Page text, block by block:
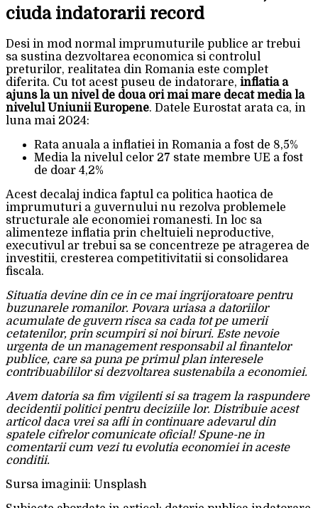
ciuda indatorarii record
Desi in mod normal imprumuturile publice ar trebui
sa sustina dezvoltarea economica si controlul
preturilor, realitatea din Romania este complet
diferita. Cu tot acest puseu de indatorare, inflatia a
ajuns la un nivel de doua ori mai mare decat media la
nivelul Uniunii Europene. Datele Eurostat arata ca, in
luna mai 2024:
Rata anuala a inflatiei in Romania a fost de 8,5%
Media la nivelul celor 27 state membre UE a fost
de doar 4,2%
Acest decalaj indica faptul ca politica haotica de
imprumuturi a guvernului nu rezolva problemele
structurale ale economiei romanesti. In loc sa
alimenteze inflatia prin cheltuieli neproductive,
executivul ar trebui sa se concentreze pe atragerea de
investitii, cresterea competitivitatii si consolidarea
fiscala.
Situatia devine din ce in ce mai ingrijoratoare pentru
buzunarele romanilor. Povara uriasa a datoriilor
acumulate de guvern risca sa cada tot pe umerii
cetatenilor, prin scumpiri si noi biruri. Este nevoie
urgenta de un management responsabil al finantelor
publice, care sa puna pe primul plan interesele
contribuabililor si dezvoltarea sustenabila a economiei.
Avem datoria sa fim vigilenti si sa tragem la raspundere
decidentii politici pentru deciziile lor. Distribuie acest
articol daca vrei sa afli in continuare adevarul din
spatele cifrelor comunicate oficial! Spune-ne in
comentarii cum vezi tu evolutia economiei in aceste
conditii.
Sursa imaginii: Unsplash